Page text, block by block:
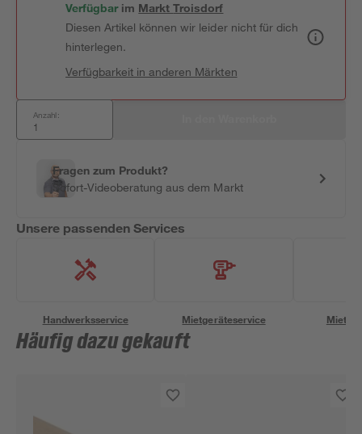
Verfügbar im MarktTroisdorf
Diesen Artikel können wir leider nicht für dich
hinterlegen.
Verfügbarkeit in anderen Märkten
Anzahl:
Fragen zum Produkt?
Sofort-Videoberatung aus dem Markt
Unsere passenden Services
Handwerksservice Mietgeräteservice
Häufig dazu gekauft